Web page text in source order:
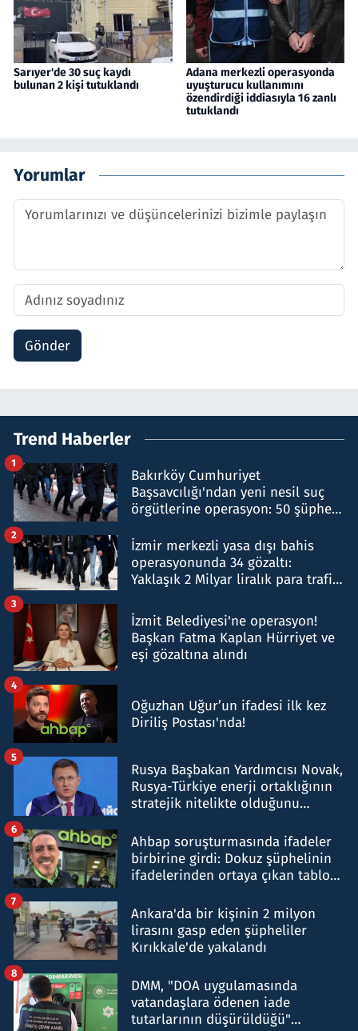
Sarıyer'de 30 suç kaydı
bulunan 2 kişi tutuklandı
Adana merkezli operasyonda
uyuşturucu kullanımını
özendirdiği iddiasıyla 16 zanlı
tutuklandı
Yorumlar
Gönder
Trend Haberler
Bakırköy Cumhuriyet
Başsavcılığı'ndan yeni nesil suç
örgütlerine operasyon: 50 şüpheli
1
İzmir merkezli yasa dışı bahis
operasyonunda 34 gözaltı:
Yaklaşık 2 Milyar liralık para trafiği
2
İzmit Belediyesi'ne operasyon!
Başkan Fatma Kaplan Hürriyet ve
eşi gözaltına alındı
3
Oğuzhan Uğur’un ifadesi ilk kez
Diriliş Postası'nda!
4
Rusya Başbakan Yardımcısı Novak,
Rusya-Türkiye enerji ortaklığının
stratejik nitelikte olduğunu
5
Ahbap soruşturmasında ifadeler
birbirine girdi: Dokuz şüphelinin
ifadelerinden ortaya çıkan tablo
6
Ankara'da bir kişinin 2 milyon
lirasını gasp eden şüpheliler
Kırıkkale'de yakalandı
7
DMM, "DOA uygulamasında
vatandaşlara ödenen iade
tutarlarının düşürüldüğü"
8